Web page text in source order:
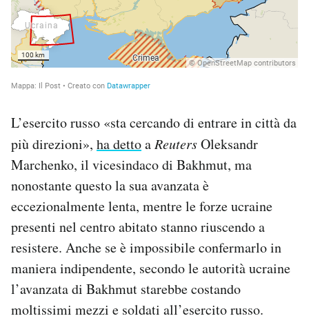
L’esercito russo «sta cercando di entrare in città da
più direzioni», ha dettoa ReutersOleksandr
Marchenko, il vicesindaco di Bakhmut, ma
nonostante questo la sua avanzata è
eccezionalmente lenta, mentre le forze ucraine
presenti nel centro abitato stanno riuscendo a
resistere. Anche se è impossibile confermarlo in
maniera indipendente, secondo le autorità ucraine
l’avanzata di Bakhmut starebbe costando
moltissimi mezzi e soldati all’esercito russo.